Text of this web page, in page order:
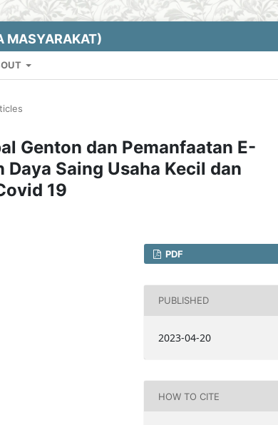
MASYARAKAT)
Genton dan Pemanfaatan E-
Saing Usaha Kecil dan
19
PDF
PUBLISHED
2023-04-20
HOW TO CITE